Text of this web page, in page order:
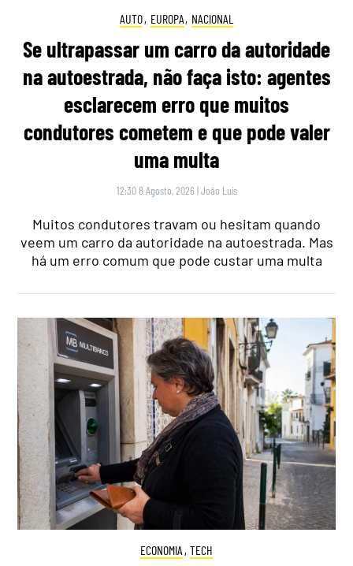
AUTO, EUROPA, NACIONAL
Se ultrapassar um carro da autoridade
na autoestrada, não faça isto: agentes
esclarecem erro que muitos
condutores cometem e que pode valer
uma multa
12:30 8 Agosto, 2026 |João Luís
Muitos condutores travam ou hesitam quando
veem um carro da autoridade na autoestrada. Mas
há um erro comum que pode custar uma multa
ECONOMIA , TECH